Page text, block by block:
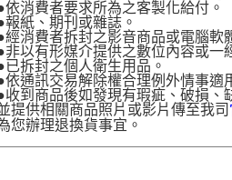
依消費者要求所為之客製化給付。
報紙、期刊或雜誌。
經消費者拆封之影音商品或電腦軟
非以有形媒介提供之數位內容或一
已拆封之個人衛生用品。
依通訊交易解除權合理例外情事適
收到商品後如發現有瑕疵、破損、
提供相關商品照片或影片傳至我司
您辦理退換貨事宜。